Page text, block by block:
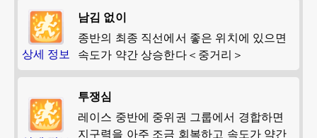
상세 정보
남김 없이
종반의 최종 직선에서 좋은 위치에 있으면
속도가 약간 상승한다＜중거리＞
투쟁심
레이스 중반에 중위권 그룹에서 경합하면
지구력을 아주 조금 회복하고 속도가 약간